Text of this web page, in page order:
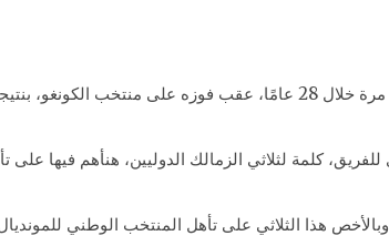
برج العرب بالإسكندرية.
للفريق، كلمة لثلاثي الزمالك الدوليين، هنأهم فيها
هذا الثلاثي على تأهل المنتخب الوطني